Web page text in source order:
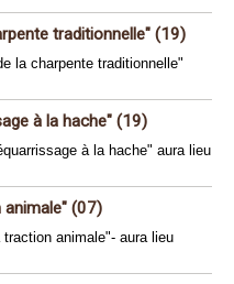
traditionnelle" (19)
la charpente traditionnelle"
à la hache" (19)
à la hache" aura lieu
animale" (07)
animale"- aura lieu